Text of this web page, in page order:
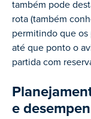
também pode
rota (também
permitindo que
até que ponto o
partida com
e